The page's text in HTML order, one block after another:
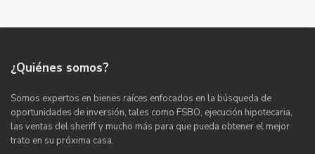
¿Quiénes somos?
Somos expertos en bienes raíces enfocados en la búsqueda de
oportunidades de inversión, tales como FSBO, ejecución hipotecaria,
las ventas del sheriff y mucho más para que pueda obtener el mejor
trato en su próxima casa.